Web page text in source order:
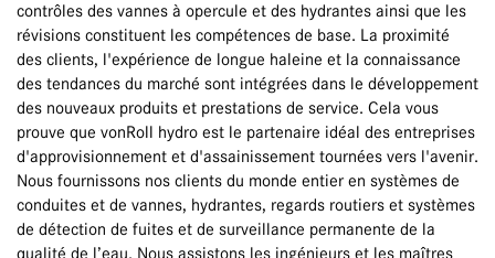
contrôles des vannes à opercule et des hydrantes ainsi que les
révisions constituent les compétences de base. La proximité
des clients, l'expérience de longue haleine et la connaissance
des tendances du marché sont intégrées dans le développement
des nouveaux produits et prestations de service. Cela vous
prouve que vonRoll hydro est le partenaire idéal des entreprises
d'approvisionnement et d'assainissement tournées vers l'avenir.
Nous fournissons nos clients du monde entier en systèmes de
conduites et de vannes, hydrantes, regards routiers et systèmes
de détection de fuites et de surveillance permanente de la
qualité de l’eau. Nous assistons les ingénieurs et les maîtres